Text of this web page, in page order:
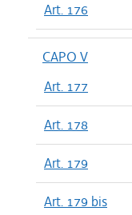
Art. 176
CAPO V
Art. 177
Art. 178
Art. 179
Art. 179 bis